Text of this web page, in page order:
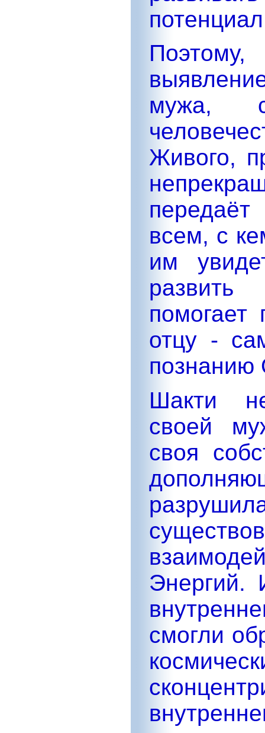
мужа,
Живого,
всем, с
им
помогает
отцу -
познанию
Шакти
своей
своя
смогли